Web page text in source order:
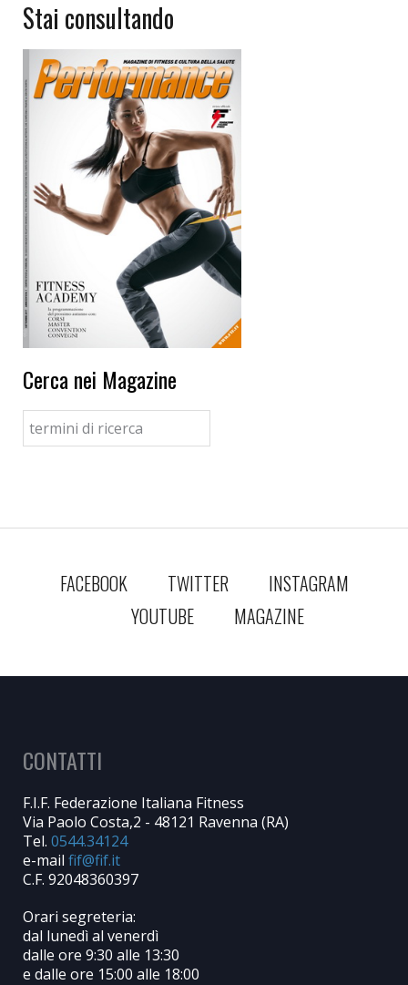
Stai consultando
Cerca nei Magazine
FACEBOOK TWITTER
INSTAGRAM
YOUTUBE
MAGAZINE
CONTATTI
F.I.F. Federazione Italiana Fitness
Via Paolo Costa,2 - 48121 Ravenna (RA)
Tel. 0544.34124
e-mail
C.F. 92048360397
Orari segreteria:
dal lunedì al venerdì
dalle ore 9:30 alle 13:30
e dalle ore 15:00 alle 18:00